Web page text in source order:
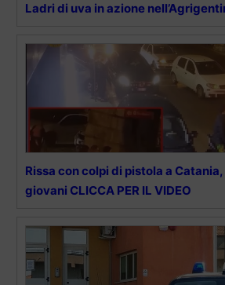
Ladri di uva in azione
Rissa con colpi di pistola a
giovani CLICCA PER IL VIDEO